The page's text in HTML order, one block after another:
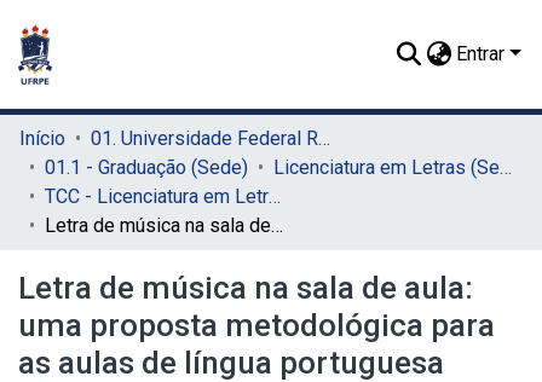
Entrar
Início
01. Universidade Federal Rural de Pernambuco - UFRPE (Sede)
01.1 - Graduação (Sede)
Licenciatura em Letras (Sede)
TCC - Licenciatura em Letras (Sede)
Letra de música na sala de aula: uma proposta metodológica para as aulas de língua portuguesa
Letra de música na sala de aula:
uma proposta metodológica para
as aulas de língua portuguesa